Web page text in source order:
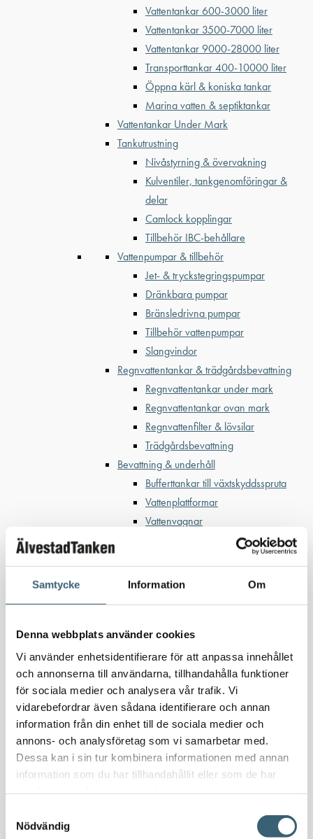
Samtycke Information Om
Denna webbplats använder cookies
Vi använder enhetsidentifierare för att anpassa innehållet
och annonserna till användarna, tillhandahålla funktioner
för sociala medier och analysera vår trafik. Vi
vidarebefordrar även sådana identifierare och annan
information från din enhet till de sociala medier och
annons- och analysföretag som vi samarbetar med.
Dessa kan i sin tur kombinera informationen med annan
information som du har tillhandahållit eller som de har
Nödvändig
Vattentankar 600-3000 liter
Vattentankar 3500-7000 liter
Vattentankar 9000-28000 liter
Transporttankar 400-10000 liter
Öppna kärl & koniska tankar
Marina vatten & septiktankar
Vattentankar Under Mark
Tankutrustning
Nivåstyrning & övervakning
Kulventiler, tankgenomföringar &
delar
Camlock kopplingar
Tillbehör IBC-behållare
Vattenpumpar & tillbehör
Jet- & tryckstegringspumpar
Dränkbara pumpar
Bränsledrivna pumpar
Tillbehör vattenpumpar
Slangvindor
Regnvattentankar & trädgårdsbevattning
Regnvattentankar under mark
Regnvattentankar ovan mark
Regnvattenfilter & lövsilar
Trädgårdsbevattning
Bevattning & underhåll
Bufferttankar till växtskyddsspruta
Vattenplattformar
Vattenvagnar
Specialsvetsade lagringstankar
AdBlue
AdBluetankar
AdBlue transporttankar
AdBluepumpar & tillbehör
Diesel
Transporttankar Diesel
Dieselpumpar & tillbehör
Dieseltankar 1200-9000 liter